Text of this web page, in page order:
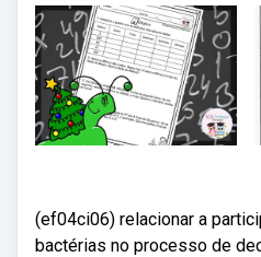
(ef04ci06) relacionar a
bactérias no processo de